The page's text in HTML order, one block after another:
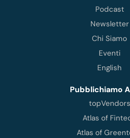
Podcast
Newsletter
Chi Siamo
Eventi
English
Pubblichiamo
topVendors
Atlas of
Atlas of